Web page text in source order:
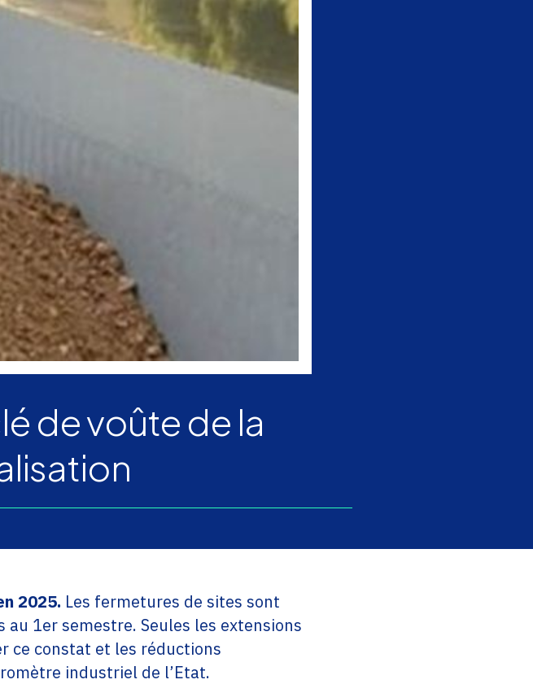
de voûte de la
2025. Les fermetures de sites sont
1er semestre. Seules les extensions
ce constat et les réductions
industriel de l’Etat.